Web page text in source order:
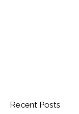
Recent Posts